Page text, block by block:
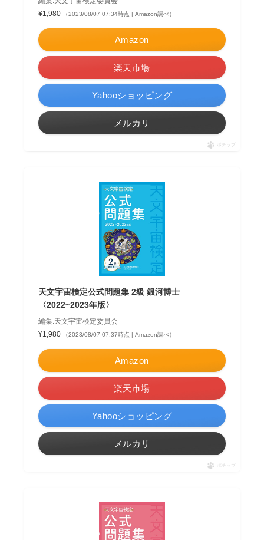
¥1,980
（2023/08/07 07:34時点 | Amazon調べ）
Amazon
楽天市場
Yahooショッピング
メルカリ
ポチップ
天文宇宙検定公式問題集 2級 銀河博士
〈2022~2023年版〉
編集:天文宇宙検定委員会
¥1,980
（2023/08/07 07:37時点 | Amazon調べ）
Amazon
楽天市場
Yahooショッピング
メルカリ
ポチップ